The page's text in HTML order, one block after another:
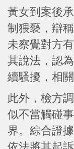
黃女到案後
制猥褻，辯
未察覺對方
其說法，認
續騷擾，相
此外，檢方
似不當觸碰
界。綜合證